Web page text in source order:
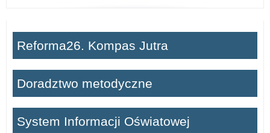
Reforma26. Kompas Jutra
Doradztwo metodyczne
System Informacji Oświatowej